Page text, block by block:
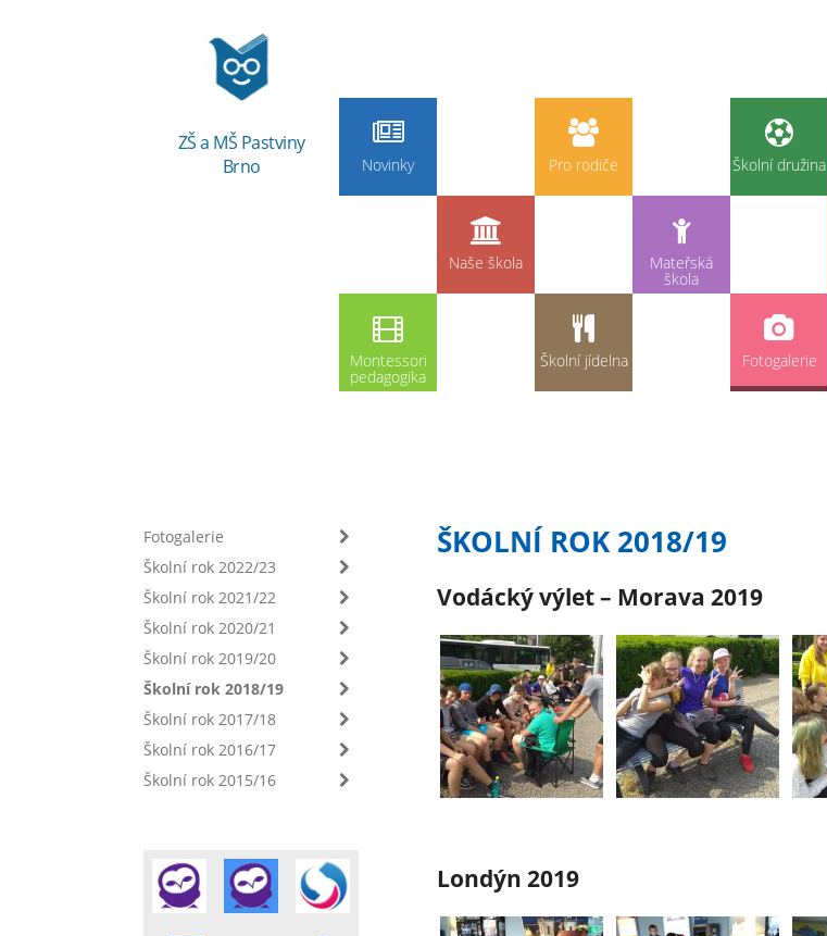
ZŠ a MŠ Pastviny
Brno
Novinky Pro rodiče Školní družina
Naše škola Mateřská
škola
Montessori
pedagogika
Školní jídelna Fotogalerie
Fotogalerie
Školní rok 2022/23
Školní rok 2021/22
Školní rok 2020/21
Školní rok 2019/20
Školní rok 2018/19
Školní rok 2017/18
Školní rok 2016/17
Školní rok 2015/16
ŠKOLNÍ ROK 2018/19
Vodácký výlet – Morava 2019
Londýn 2019